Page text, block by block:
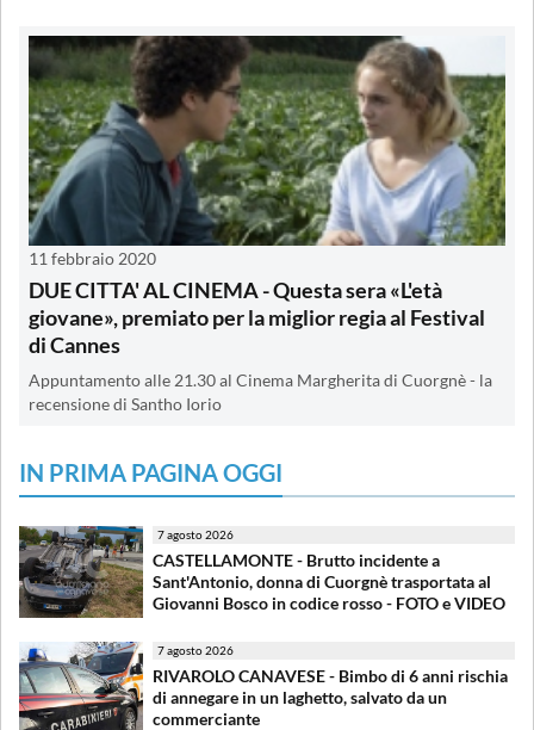
11 febbraio 2020
DUE CITTA' AL CINEMA - Questa sera «L'età
giovane», premiato per la miglior regia al Festival
di Cannes
Appuntamento alle 21.30 al Cinema Margherita di Cuorgnè - la
recensione di Santho Iorio
IN PRIMA PAGINA OGGI
7 agosto 2026
CASTELLAMONTE - Brutto incidente a
Sant'Antonio, donna di Cuorgnè trasportata al
Giovanni Bosco in codice rosso - FOTO e VIDEO
7 agosto 2026
RIVAROLO CANAVESE - Bimbo di 6 anni rischia
di annegare in un laghetto, salvato da un
commerciante